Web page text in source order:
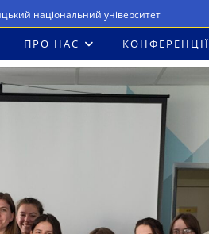
національний університет
ПРО НАС КОНФЕРЕНЦІЇ